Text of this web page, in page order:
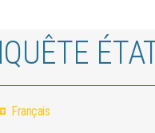
Français